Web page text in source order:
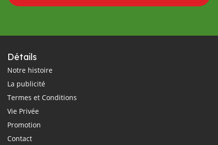
Détails
Notre histoire
La publicité
Termes et Conditions
Vie Privée
Promotion
Contact